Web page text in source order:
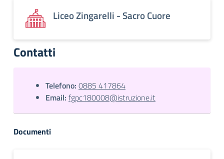
Liceo Zingarelli - Sacro Cuore
Contatti
Telefono: 0885 417864
Email: fgpc180008@istruzione.it
Documenti